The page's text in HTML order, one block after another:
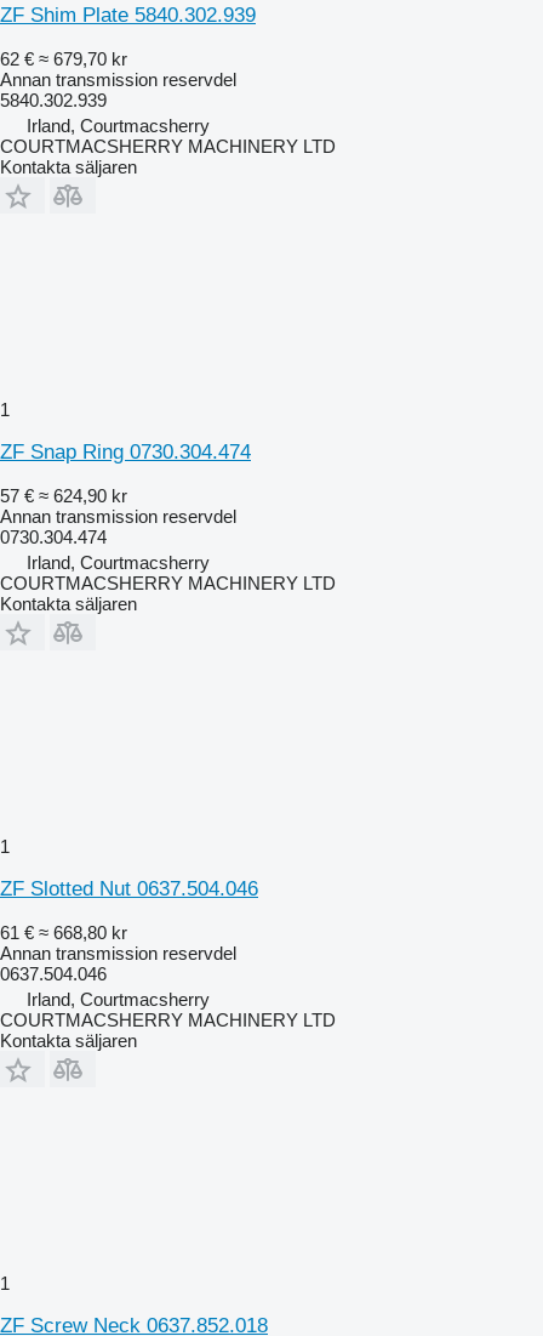
ZF Shim Plate 5840.302.939
62 € ≈ 679,70 kr
Annan transmission reservdel
5840.302.939
Irland, Courtmacsherry
COURTMACSHERRY MACHINERY LTD
Kontakta säljaren
1
ZF Snap Ring 0730.304.474
57 € ≈ 624,90 kr
Annan transmission reservdel
0730.304.474
Irland, Courtmacsherry
COURTMACSHERRY MACHINERY LTD
Kontakta säljaren
1
ZF Slotted Nut 0637.504.046
61 € ≈ 668,80 kr
Annan transmission reservdel
0637.504.046
Irland, Courtmacsherry
COURTMACSHERRY MACHINERY LTD
Kontakta säljaren
1
ZF Screw Neck 0637.852.018